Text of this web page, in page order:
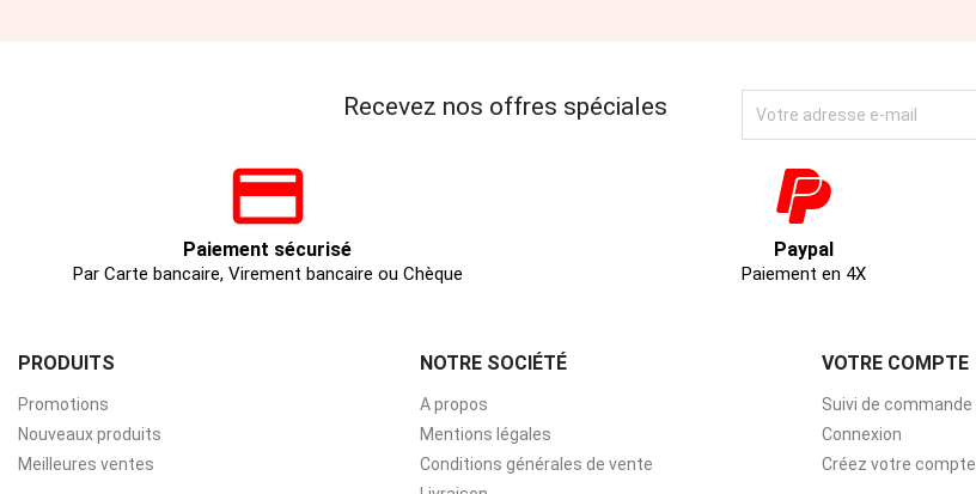
Recevez nos offres spéciales
Paiement sécurisé
Par Carte bancaire, Virement bancaire ou Chèque
Paypal
Paiement en 4X
PRODUITS
Promotions
Nouveaux produits
Meilleures ventes
NOTRE SOCIÉTÉ
A propos
Mentions légales
Conditions générales de vente
VOTRE COMPTE
Suivi de commande
Connexion
Créez votre compte